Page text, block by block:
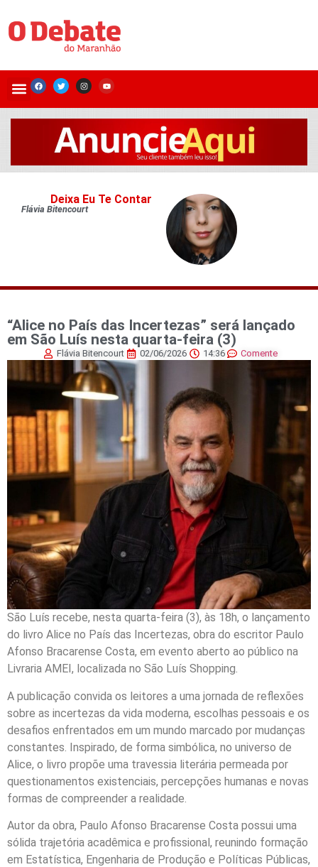
Deixa Eu Te Contar
Flávia Bitencourt
“Alice no País das Incertezas” será lançado
em São Luís nesta quarta-feira (3)
Flávia Bitencourt 02/06/2026 14:36 Comente
São Luís recebe, nesta quarta-feira (3), às 18h, o lançamento
do livro Alice no País das Incertezas, obra do escritor Paulo
Afonso Bracarense Costa, em evento aberto ao público na
Livraria AMEI, localizada no São Luís Shopping.
A publicação convida os leitores a uma jornada de reflexões
sobre as incertezas da vida moderna, escolhas pessoais e os
desafios enfrentados em um mundo marcado por mudanças
constantes. Inspirado, de forma simbólica, no universo de
Alice, o livro propõe uma travessia literária permeada por
questionamentos existenciais, percepções humanas e novas
formas de compreender a realidade.
Autor da obra, Paulo Afonso Bracarense Costa possui uma
sólida trajetória acadêmica e profissional, reunindo formação
em Estatística, Engenharia de Produção e Políticas Públicas,